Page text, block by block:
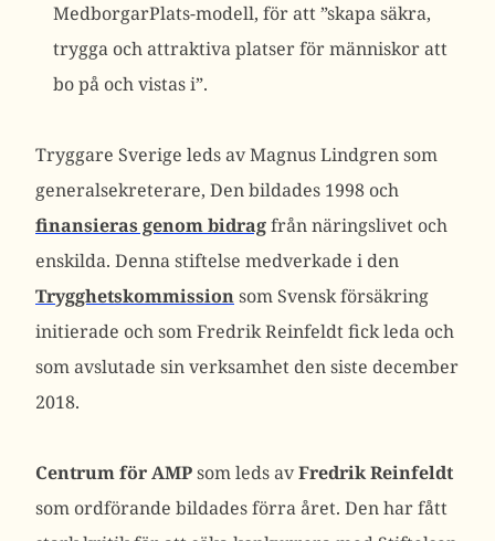
MedborgarPlats-modell, för att ”skapa säkra,
trygga och attraktiva platser för människor att
bo på och vistas i”.
Tryggare Sverige leds av Magnus Lindgren som
generalsekreterare, Den bildades 1998 och
finansieras genom bidragfrån näringslivet och
enskilda. Denna stiftelse medverkade i den
Trygghetskommissionsom Svensk försäkring
initierade och som Fredrik Reinfeldt fick leda och
som avslutade sin verksamhet den siste december
2018.
Centrum för AMPsom leds avFredrik Reinfeldt
som ordförande bildades förra året. Den har fått